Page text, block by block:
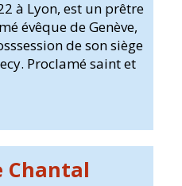
à Lyon, est un prêtre
évêque de Genève,
de son siège
Proclamé saint et
Chantal